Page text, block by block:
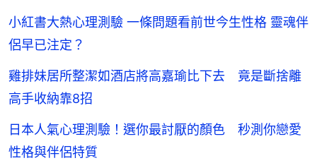
小紅書大熱心理測驗 一條問題看前世今生性格 靈魂伴
侶早已注定？
雞排妹居所整潔如酒店將高嘉瑜比下去 竟是斷捨離
高手收納靠8招
日本人氣心理測驗！選你最討厭的顏色 秒測你戀愛
性格與伴侶特質